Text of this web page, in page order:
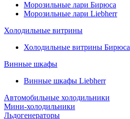
Морозильные лари Бирюса
Морозильные лари Liebherr
Холодильные витрины
Холодильные витрины Бирюса
Винные шкафы
Винные шкафы Liebherr
Автомобильные холодильники
Мини-холодильники
Льдогенераторы